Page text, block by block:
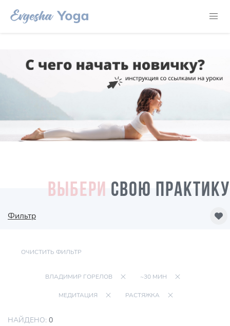
ВЫБЕРИ СВОЮ ПРАКТИКУ
Фильтр
ОЧИСТИТЬ ФИЛЬТР
ВЛАДИМИР ГОРЕЛОВ ~30 МИН
МЕДИТАЦИЯ РАСТЯЖКА
НАЙДЕНО: 0